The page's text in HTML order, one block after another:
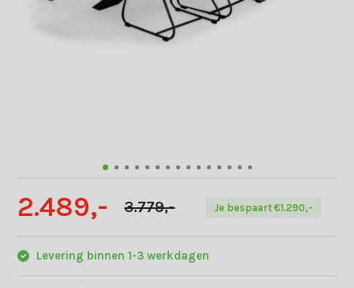
2.489,- 3.779,- Je bespaart €1.290,-
Levering binnen 1-3 werkdagen